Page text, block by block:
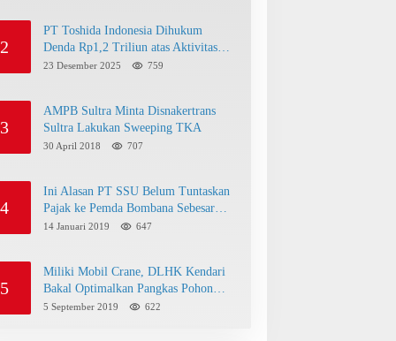
2
PT Toshida Indonesia Dihukum
Denda Rp1,2 Triliun atas Aktivitas
Tambang Ilegal
23 Desember 2025 759
3
AMPB Sultra Minta Disnakertrans
Sultra Lakukan Sweeping TKA
30 April 2018 707
4
Ini Alasan PT SSU Belum Tuntaskan
Pajak ke Pemda Bombana Sebesar
Rp8 Miliar
14 Januari 2019 647
5
Miliki Mobil Crane, DLHK Kendari
Bakal Optimalkan Pangkas Pohon
Peneduh
5 September 2019 622